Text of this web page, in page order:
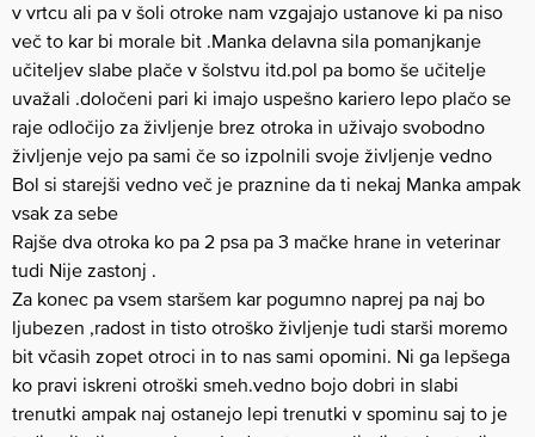
v vrtcu ali pa v šoli otroke nam vzgajajo ustanove ki pa niso
več to kar bi morale bit .Manka delavna sila pomanjkanje
učiteljev slabe plače v šolstvu itd.pol pa bomo še učitelje
uvažali .določeni pari ki imajo uspešno kariero lepo plačo se
raje odločijo za življenje brez otroka in uživajo svobodno
življenje vejo pa sami če so izpolnili svoje življenje vedno
Bol si starejši vedno več je praznine da ti nekaj Manka ampak
vsak za sebe
Rajše dva otroka ko pa 2 psa pa 3 mačke hrane in veterinar
tudi Nije zastonj .
Za konec pa vsem staršem kar pogumno naprej pa naj bo
ljubezen ,radost in tisto otroško življenje tudi starši moremo
bit včasih zopet otroci in to nas sami opomini. Ni ga lepšega
ko pravi iskreni otroški smeh.vedno bojo dobri in slabi
trenutki ampak naj ostanejo lepi trenutki v spominu saj to je